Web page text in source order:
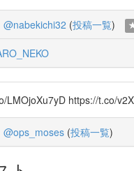
@nabekichi32 (投稿一覧)
LMOjoXu7yD https://t.co/
@ops_moses (投稿一覧)